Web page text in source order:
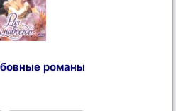
романы